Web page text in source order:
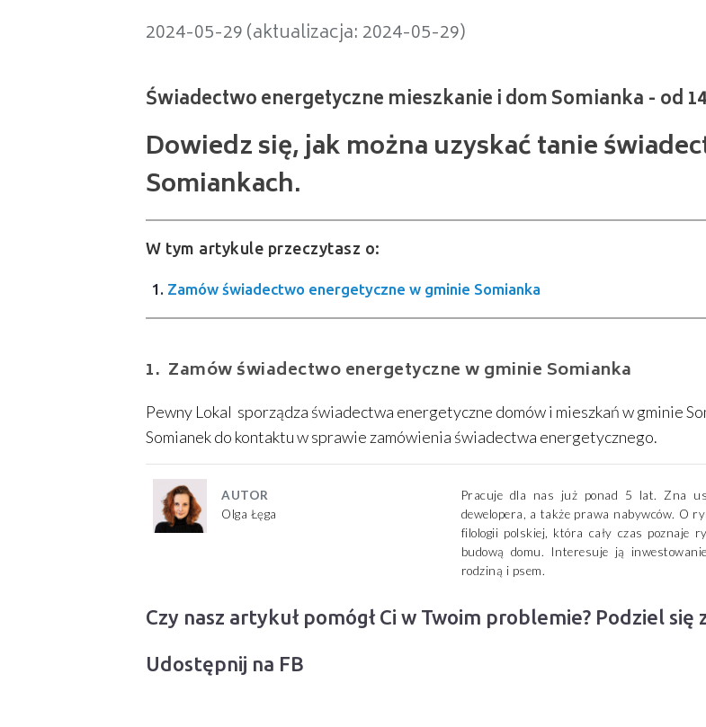
2024-05-29 (aktualizacja: 2024-05-29)
Dowiedz się, jak można uzyskać tanie
Somiankach.
W tym artykule przeczytasz o:
Zamów świadectwo energetyczne w gminie Somianka
Zamów świadectwo energetyczne w gminie Somianka
Pewny Lokal sporządza świadectwa energetyczne domów i mieszkań w gminie
Somianek do kontaktu w sprawie zamówienia świadectwa energetycznego.
AUTOR
Olga Łęga
Pracuje dla nas już ponad 5 lat. Zna
dewelopera, a także prawa nabywców. O
filologii polskiej, która cały czas poznaje
budową domu. Interesuje ją
rodziną i psem.
Czy nasz artykuł pomógł Ci w Twoim problemie? Podziel
Udostępnij na FB